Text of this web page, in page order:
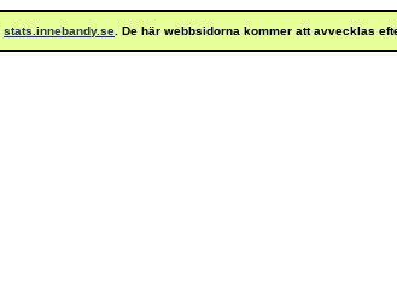
stats.innebandy.se . De här webbsidorna kommer att avvecklas